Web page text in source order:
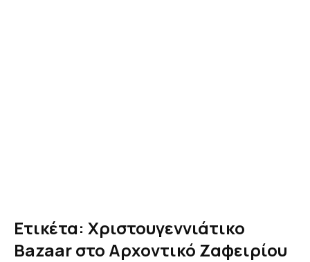
Ετικέτα: Χριστουγεννιάτικο
Bazaar στο Αρχοντικό Ζαφειρίου